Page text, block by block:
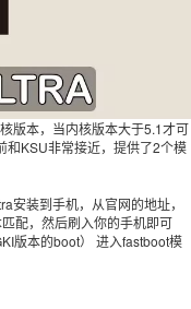
版本，当内核版本大于5.1才可
和KSU非常接近，提供了2个模
装到手机，从官网的地址，
配，然后刷入你的手机即可
版本的boot） 进入fastboot模